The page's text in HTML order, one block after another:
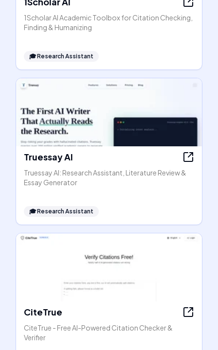
1Scholar AI Academic Toolbox for Citation Checking,
Finding & Humanizing
🎓Research Assistant
Truessay AI
Truessay AI: Research Assistant, Literature Review &
Essay Generator
🎓Research Assistant
CiteTrue
CiteTrue - Free AI-Powered Citation Checker &
Verifier